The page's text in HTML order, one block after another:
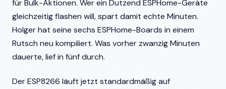
für Bulk-Aktionen. Wer ein Dutzend ESPHome-Geräte
gleichzeitig flashen will, spart damit echte Minuten.
Holger hat seine sechs ESPHome-Boards in einem
Rutsch neu kompiliert. Was vorher zwanzig Minuten
dauerte, lief in fünf durch.
Der ESP8266 läuft jetzt standardmäßig auf